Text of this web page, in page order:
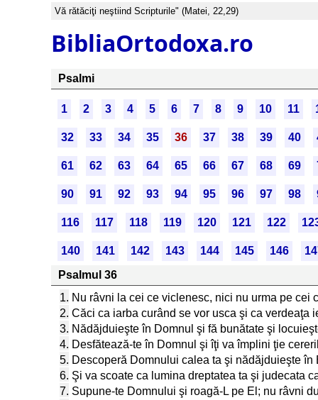
Vă rătăciţi neştiind Scripturile" (Matei, 22,29)
BibliaOrtodoxa.ro
Psalmi
1 2 3 4 5 6 7 8 9 10 11
32 33 34 35 36 37 38 39 40
61 62 63 64 65 66 67 68 69
90 91 92 93 94 95 96 97 98
116 117 118 119 120 121 122
140 141 142 143 144 145 146
Psalmul 36
1. Nu râvni la cei ce viclenesc, nici nu urma pe cei
2. Căci ca iarba curând se vor usca şi ca verdeaţa
3. Nădăjduieşte în Domnul şi fă bunătate şi
4. Desfătează-te în Domnul şi îţi va împlini ţie
5. Descoperă Domnului calea ta şi nădăjduieşte în
6. Şi va scoate ca lumina dreptatea ta şi judecata
7. Supune-te Domnului şi roagă-L pe El; nu râvni